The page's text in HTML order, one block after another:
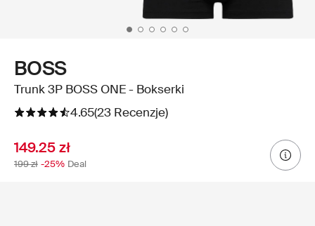
BOSS
Trunk 3P BOSS ONE - Bokserki
4.65(23 Recenzje)
149.25 zł
199 zł -25% Deal